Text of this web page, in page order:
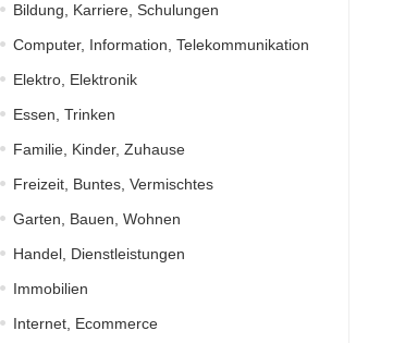
Bildung, Karriere, Schulungen
Computer, Information, Telekommunikation
Elektro, Elektronik
Essen, Trinken
Familie, Kinder, Zuhause
Freizeit, Buntes, Vermischtes
Garten, Bauen, Wohnen
Handel, Dienstleistungen
Immobilien
Internet, Ecommerce